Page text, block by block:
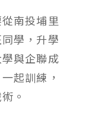
南投埔里
學，升學
與企聯成
起訓練，
。